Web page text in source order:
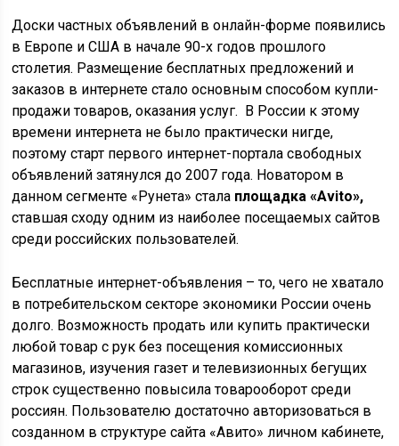
Доски частных объявлений в онлайн-форме появились
в Европе и США в начале 90-х годов прошлого
столетия. Размещение бесплатных предложений и
заказов в интернете стало основным способом купли-
продажи товаров, оказания услуг. В России к этому
времени интернета не было практически нигде,
поэтому старт первого интернет-портала свободных
объявлений затянулся до 2007 года. Новатором в
данном сегменте «Рунета» стала площадка «Avito»,
ставшая сходу одним из наиболее посещаемых сайтов
среди российских пользователей.
Бесплатные интернет-объявления – то, чего не хватало
в потребительском секторе экономики России очень
долго. Возможность продать или купить практически
любой товар с рук без посещения комиссионных
магазинов, изучения газет и телевизионных бегущих
строк существенно повысила товарооборот среди
россиян. Пользователю достаточно авторизоваться в
созданном в структуре сайта «Авито» личном кабинете,